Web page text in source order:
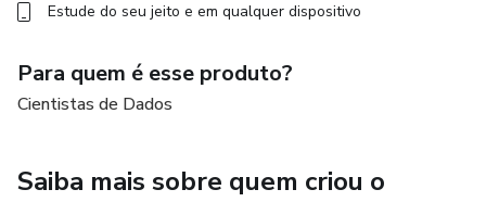
Estude do seu jeito e em qualquer dispositivo
Para quem é esse produto?
Cientistas de Dados
Saiba mais sobre quem criou o